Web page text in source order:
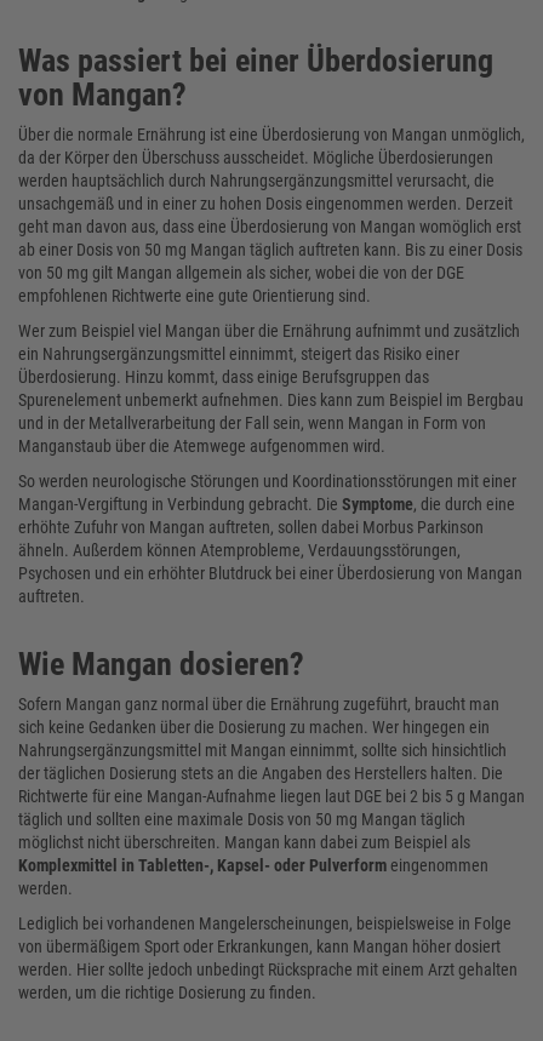
Was passiert bei einer Überdosierung
von Mangan?
Über die normale Ernährung ist eine Überdosierung von Mangan unmöglich,
da der Körper den Überschuss ausscheidet. Mögliche Überdosierungen
werden hauptsächlich durch Nahrungsergänzungsmittel verursacht, die
unsachgemäß und in einer zu hohen Dosis eingenommen werden. Derzeit
geht man davon aus, dass eine Überdosierung von Mangan womöglich erst
ab einer Dosis von 50 mg Mangan täglich auftreten kann. Bis zu einer Dosis
von 50 mg gilt Mangan allgemein als sicher, wobei die von der DGE
empfohlenen Richtwerte eine gute Orientierung sind.
Wer zum Beispiel viel Mangan über die Ernährung aufnimmt und zusätzlich
ein Nahrungsergänzungsmittel einnimmt, steigert das Risiko einer
Überdosierung. Hinzu kommt, dass einige Berufsgruppen das
Spurenelement unbemerkt aufnehmen. Dies kann zum Beispiel im Bergbau
und in der Metallverarbeitung der Fall sein, wenn Mangan in Form von
Manganstaub über die Atemwege aufgenommen wird.
So werden neurologische Störungen und Koordinationsstörungen mit einer
Mangan-Vergiftung in Verbindung gebracht. Die Symptome, die durch eine
erhöhte Zufuhr von Mangan auftreten, sollen dabei Morbus Parkinson
ähneln. Außerdem können Atemprobleme, Verdauungsstörungen,
Psychosen und ein erhöhter Blutdruck bei einer Überdosierung von Mangan
auftreten.
Wie Mangan dosieren?
Sofern Mangan ganz normal über die Ernährung zugeführt, braucht man
sich keine Gedanken über die Dosierung zu machen. Wer hingegen ein
Nahrungsergänzungsmittel mit Mangan einnimmt, sollte sich hinsichtlich
der täglichen Dosierung stets an die Angaben des Herstellers halten. Die
Richtwerte für eine Mangan-Aufnahme liegen laut DGE bei 2 bis 5 g Mangan
täglich und sollten eine maximale Dosis von 50 mg Mangan täglich
möglichst nicht überschreiten. Mangan kann dabei zum Beispiel als
Komplexmittel in Tabletten-, Kapsel- oder Pulverformeingenommen
werden.
Lediglich bei vorhandenen Mangelerscheinungen, beispielsweise in Folge
von übermäßigem Sport oder Erkrankungen, kann Mangan höher dosiert
werden. Hier sollte jedoch unbedingt Rücksprache mit einem Arzt gehalten
werden, um die richtige Dosierung zu finden.